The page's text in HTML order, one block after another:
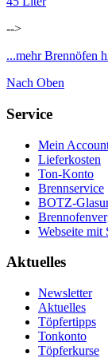
-->
...mehr Brennöfen
Nach Oben
Service
Mein
Lieferkosten
Ton-Konto
Brennservice
BOTZ-
Webseite mit
Aktuelles
Newsletter
Aktuelles
Töpfertipps
Tonkonto
Töpferkurse